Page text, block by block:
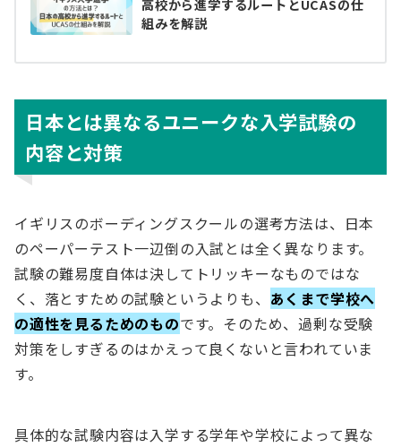
高校から進学するルートとUCASの仕
組みを解説
日本とは異なるユニークな入学試験の
内容と対策
イギリスのボーディングスクールの選考方法は、日本
のペーパーテスト一辺倒の入試とは全く異なります。
試験の難易度自体は決してトリッキーなものではな
く、落とすための試験というよりも、 あくまで学校へ
の適性を見るためのものです。そのため、過剰な受験
対策をしすぎるのはかえって良くないと言われていま
す。
具体的な試験内容は入学する学年や学校によって異な